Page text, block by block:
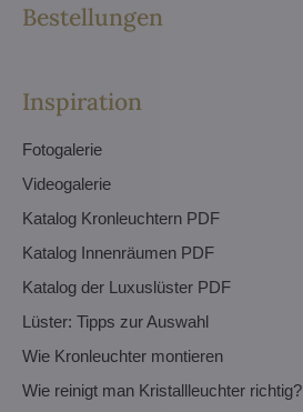
Bestellungen
Inspiration
Fotogalerie
Videogalerie
Katalog Kronleuchtern PDF
Katalog Innenräumen PDF
Katalog der Luxuslüster PDF
Lüster: Tipps zur Auswahl
Wie Kronleuchter montieren
Wie reinigt man Kristallleuchter richtig?